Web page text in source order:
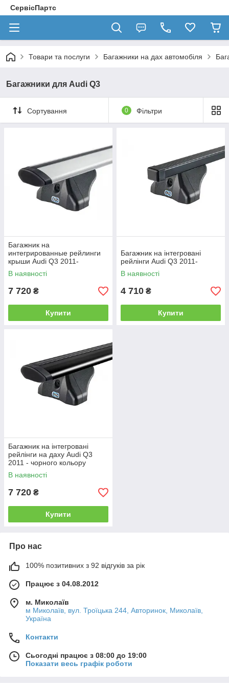
СервісПартс
Товари та послуги Багажники на дах автомобіля
Багажники для Audi Q3
Сортування 0 Фільтри
Багажник на
интегрированные рейлинги
крыши Audi Q3 2011-
В наявності
7 720 ₴
Купити
Багажник на інтегровані
рейлінги Audi Q3 2011-
В наявності
4 710 ₴
Купити
Багажник на інтегровані
рейлінги на даху Audi Q3
2011 - чорного кольору
В наявності
7 720 ₴
Купити
Про нас
100% позитивних з 92 відгуків за рік
Працює з 04.08.2012
м. Миколаїв
м Миколаїв, вул. Троїцька 244, Авторинок, Миколаїв,
Україна
Контакти
Сьогодні працює з 08:00 до 19:00
Показати весь графік роботи